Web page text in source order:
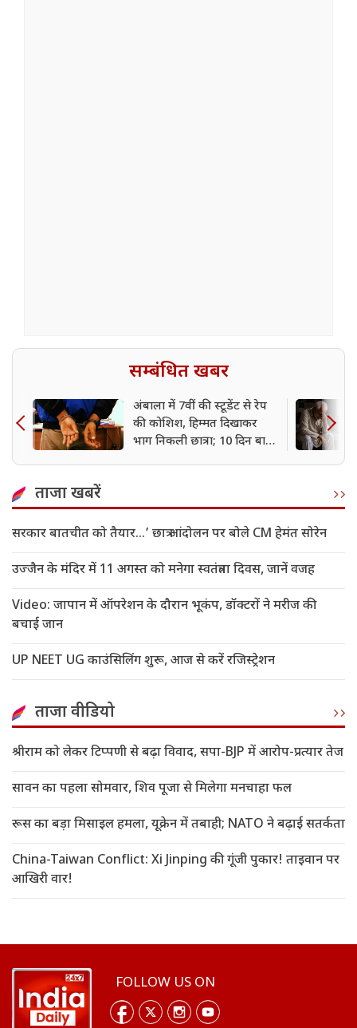
सम्बंधित खबर
अंबाला में 7वीं की स्टूडेंट से रेप
की कोशिश, हिम्मत दिखाकर
भाग निकली छात्रा; 10 दिन बाद
ताजा खबरें
सरकार बातचीत को तैयार…’ छात्र आंदोलन पर बोले CM हेमंत सोरेन
उज्जैन के मंदिर में 11 अगस्त को मनेगा स्वतंत्रता दिवस, जानें वजह
Video: जापान में ऑपरेशन के दौरान भूकंप, डॉक्टरों ने मरीज की
बचाई जान
UP NEET UG काउंसिलिंग शुरू, आज से करें रजिस्ट्रेशन
ताजा वीडियो
श्रीराम को लेकर टिप्पणी से बढ़ा विवाद, सपा-BJP में आरोप-प्रत्यार तेज
सावन का पहला सोमवार, शिव पूजा से मिलेगा मनचाहा फल
रूस का बड़ा मिसाइल हमला, यूक्रेन में तबाही; NATO ने बढ़ाई सतर्कता
China-Taiwan Conflict: Xi Jinping की गूंजी पुकार! ताइवान पर
आखिरी वार!
FOLLOW US ON